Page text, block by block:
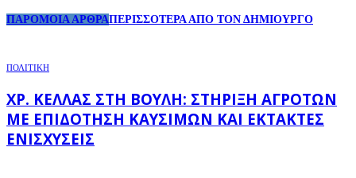
ΠΑΡΟΜΟΙΑ ΑΡΘΡΑΠΕΡΙΣΣΟΤΕΡΑ ΑΠΟ ΤΟΝ ΔΗΜΙΟΥΡΓΟ
ΠΟΛΙΤΙΚΗ
ΧΡ. ΚΈΛΛΑΣ ΣΤΗ ΒΟΥΛΉ: ΣΤΉΡΙΞΗ ΑΓΡΟΤΏΝ
ΜΕ ΕΠΙΔΌΤΗΣΗ ΚΑΥΣΊΜΩΝ ΚΑΙ ΈΚΤΑΚΤΕΣ
ΕΝΙΣΧΎΣΕΙΣ